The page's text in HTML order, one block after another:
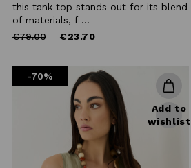
this tank top stands out for its blend
of materials, f ...
Price
€79.00to €23.70
-70%
Add to
wishlist